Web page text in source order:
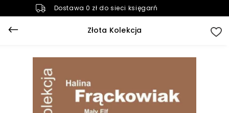
Dostawa 0 zł do sieci księgarń
Złota Kolekcja